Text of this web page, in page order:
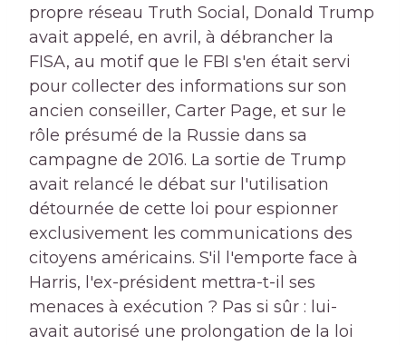
propre réseau Truth Social, Donald Trump
avait appelé, en avril, à débrancher la
FISA, au motif que le FBI s'en était servi
pour collecter des informations sur son
ancien conseiller, Carter Page, et sur le
rôle présumé de la Russie dans sa
campagne de 2016. La sortie de Trump
avait relancé le débat sur l'utilisation
détournée de cette loi pour espionner
exclusivement les communications des
citoyens américains. S'il l'emporte face à
Harris, l'ex-président mettra-t-il ses
menaces à exécution ? Pas si sûr : lui-
avait autorisé une prolongation de la loi